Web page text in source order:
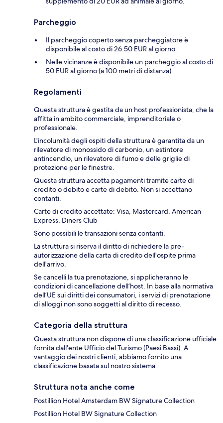
Parcheggio
Il parcheggio coperto senza parcheggiatore è
disponibile al costo di 26.50 EUR al giorno.
Nelle vicinanze è disponibile un parcheggio al costo di
50 EUR al giorno (a 100 metri di distanza).
Regolamenti
Questa struttura è gestita da un host professionista, che la
affitta in ambito commerciale, imprenditoriale o
professionale.
L'incolumità degli ospiti della struttura è garantita da un
rilevatore di monossido di carbonio, un estintore
antincendio, un rilevatore di fumo e delle griglie di
protezione per le finestre.
Questa struttura accetta pagamenti tramite carte di
credito o debito e carte di debito. Non si accettano
contanti.
Carte di credito accettate: Visa, Mastercard, American
Express, Diners Club
Sono possibili le transazioni senza contanti.
La struttura si riserva il diritto di richiedere la pre-
autorizzazione della carta di credito dell'ospite prima
dell'arrivo.
Se cancelli la tua prenotazione, si applicheranno le
condizioni di cancellazione dell’host. In base alla normativa
dell’UE sui diritti dei consumatori, i servizi di prenotazione
di alloggi non sono soggetti al diritto di recesso.
Categoria della struttura
Questa struttura non dispone di una classificazione ufficiale
fornita dall'ente Ufficio del Turismo (Paesi Bassi). A
vantaggio dei nostri clienti, abbiamo fornito una
classificazione basata sul nostro sistema.
Struttura nota anche come
Postillion Hotel Amsterdam BW Signature Collection
Postillion Hotel BW Signature Collection